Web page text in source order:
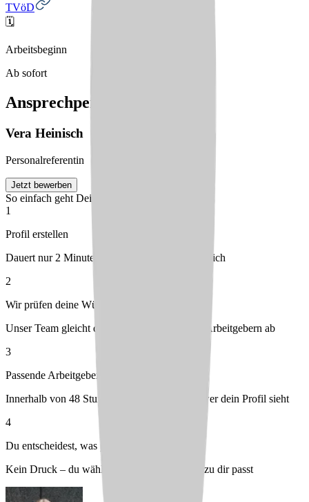
TVöD
🗓️
Arbeitsbeginn
Ab sofort
Ansprechperson
Vera Heinisch
Personalreferentin
Jetzt bewerben
So einfach geht Deine Bewerbung
1
Profil erstellen
Dauert nur 2 Minuten – kostenlos & unverbindlich
2
Wir prüfen deine Wünsche
Unser Team gleicht dein Profil mit passenden Arbeitgebern ab
3
Passende Arbeitgeber melden sich bei dir
Innerhalb von 48 Stunden – du entscheidest, wer dein Profil sieht
4
Du entscheidest, was passt
Kein Druck – du wählst den Arbeitgeber, der zu dir passt